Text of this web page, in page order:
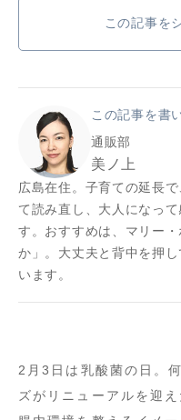
この記事を
この記事を書
通販部
美ノ上
広島在住。子育ての延長
て読み直し、大人になっ
す。おすすめは、マリー
か」。大丈夫と背中を押
います。
2月3日は乳酸菌の日。
ズがリニューアルを迎